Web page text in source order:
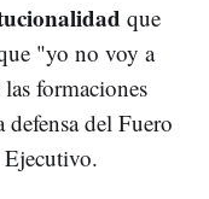
que
"yo no voy a
formaciones
del Fuero